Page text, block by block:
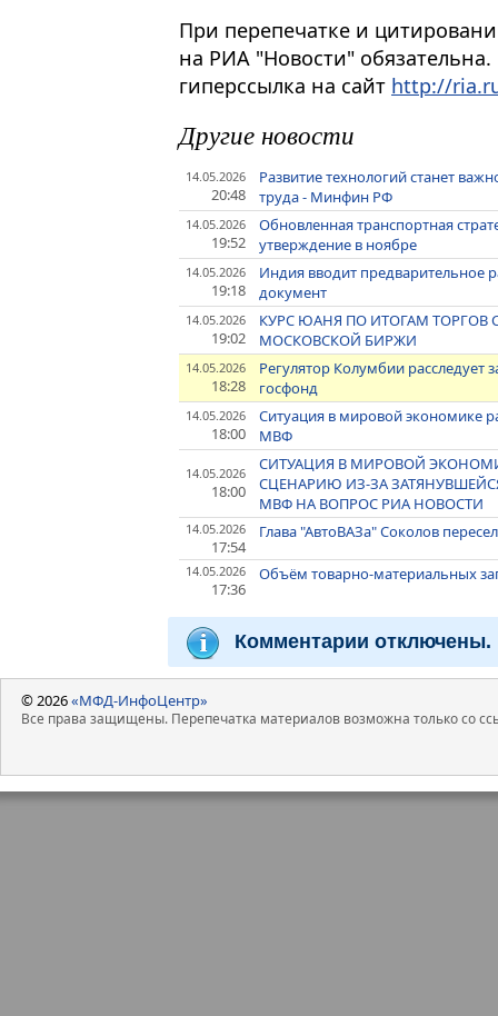
При перепечатке и
на РИА "Новости"
гиперссылка на сайт http://
Другие новости
14.05.2026
20:48
Развитие технологий станет
труда - Минфин РФ
14.05.2026
19:52
Обновленная транспортная
утверждение в ноябре
14.05.2026
19:18
Индия вводит предварительное
документ
14.05.2026
19:02
КУРС ЮАНЯ ПО ИТОГАМ ТОРГОВ
МОСКОВСКОЙ БИРЖИ
14.05.2026
18:28
Регулятор Колумбии расследует
госфонд
14.05.2026
18:00
Ситуация в мировой экономике
МВФ
14.05.2026
18:00
СИТУАЦИЯ В МИРОВОЙ
СЦЕНАРИЮ ИЗ-ЗА
МВФ НА ВОПРОС РИА НОВОСТИ
14.05.2026
17:54
Глава "АвтоВАЗа" Соколов
14.05.2026
17:36
Объём товарно-материальных
Комментарии отключены.
© 2026«МФД-ИнфоЦентр»
Все права защищены. Перепечатка материалов возможна только со